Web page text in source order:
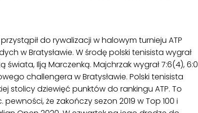
do rywalizacji w halowym turnieju ATP
w Bratysławie. W środę polski tenisista wygrał
Ilją Marczenką. Majchrzak wygrał 7:6(4), 6:0
challengera w Bratysławie. Polski tenisista
stolicy dziewięć punktów do rankingu ATP. To
że zakończy sezon 2019 w Top 100 i